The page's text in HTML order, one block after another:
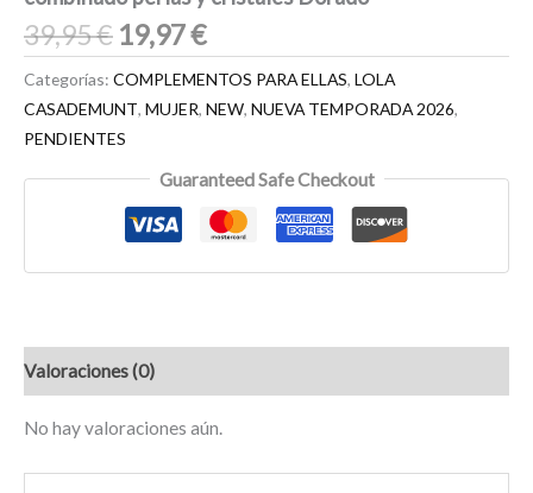
39,95€ 19,97€
Categorías: COMPLEMENTOS PARA ELLAS, LOLA
CASADEMUNT, MUJER, NEW, NUEVA TEMPORADA 2026,
PENDIENTES
Guaranteed Safe Checkout
Valoraciones (0)
No hay valoraciones aún.